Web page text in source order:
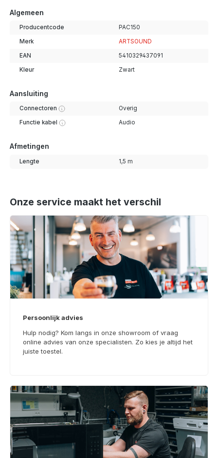
Algemeen
Producentcode PAC150
Merk ARTSOUND
EAN 5410329437091
Kleur Zwart
Aansluiting
Connectoren Overig
Functie kabel Audio
Afmetingen
Lengte 1,5 m
Onze service maakt het verschil
Persoonlijk advies
Hulp nodig? Kom langs in onze showroom of vraag
online advies van onze specialisten. Zo kies je altijd het
juiste toestel.